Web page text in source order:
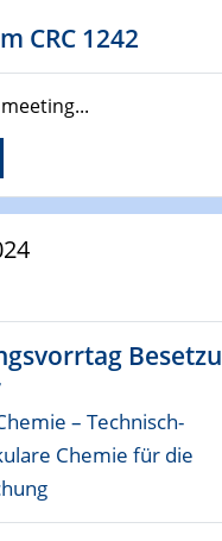
für Wirtschaft und
Ein Überblick“
as a Major
for Decarbonization
und Lieferant
erneuerbarem
Duisburg
CRC 1242
– Technisch-
Chemie für die